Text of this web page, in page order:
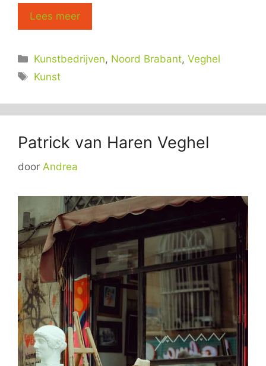
Lees meer
Categorieën
Kunstbedrijven, Noord Brabant,Veghel
Tags
Kunst
Patrick van Haren Veghel
door Andrea